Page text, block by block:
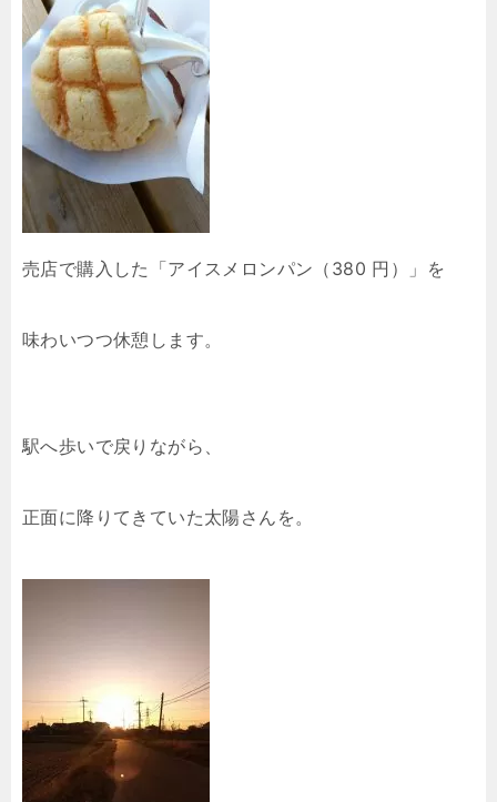
売店で購入した「アイスメロンパン（380 円）」を
味わいつつ休憩します。
駅へ歩いで戻りながら、
正面に降りてきていた太陽さんを。